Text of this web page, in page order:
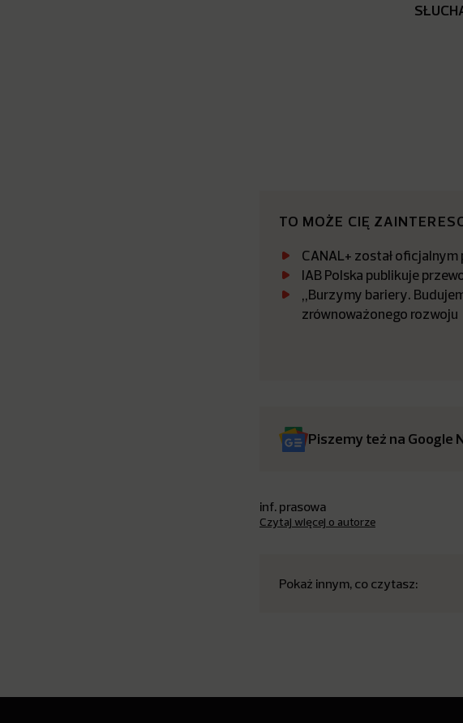
TO MOŻE CIĘ
CANAL+ został
IAB Polska publikuje
„Burzymy bariery.
zrównoważonego rozwoju
Piszemy też na Google
inf. prasowa
Czytaj więcej o autorze
Pokaż innym, co czytasz: